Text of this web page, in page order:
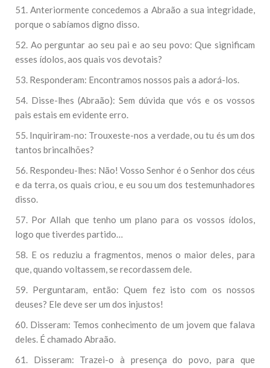
51. Anteriormente concedemos a Abraão a sua integridade,
porque o sabíamos digno disso.
52. Ao perguntar ao seu pai e ao seu povo: Que significam
esses ídolos, aos quais vos devotais?
53. Responderam: Encontramos nossos pais a adorá-los.
54. Disse-lhes (Abraão): Sem dúvida que vós e os vossos
pais estais em evidente erro.
55. Inquiriram-no: Trouxeste-nos a verdade, ou tu és um dos
tantos brincalhões?
56. Respondeu-lhes: Não! Vosso Senhor é o Senhor dos céus
e da terra, os quais criou, e eu sou um dos testemunhadores
disso.
57. Por Allah que tenho um plano para os vossos ídolos,
logo que tiverdes partido…
58. E os reduziu a fragmentos, menos o maior deles, para
que, quando voltassem, se recordassem dele.
59. Perguntaram, então: Quem fez isto com os nossos
deuses? Ele deve ser um dos injustos!
60. Disseram: Temos conhecimento de um jovem que falava
deles. É chamado Abraão.
61. Disseram: Trazei-o à presença do povo, para que